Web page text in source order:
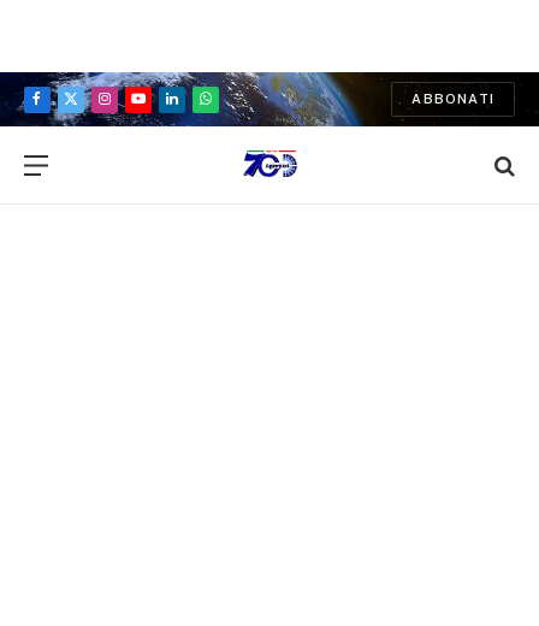
Facebook
X
Instagram
YouTubeLinkedInWhatsApp
ABBONATI